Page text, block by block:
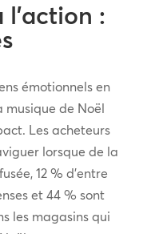
l’action :
émotionnels en
musique de Noël
Les acheteurs
lorsque de la
12 % d’entre
et 44 % sont
les magasins qui